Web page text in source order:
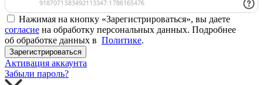
Нажимая на кнопку «Зарегистрироваться», вы даете
согласие на обработку персональных данных. Подробнее
об обработке данных в Политике.
Зарегистрироваться
Активация аккаунта
Забыли пароль?